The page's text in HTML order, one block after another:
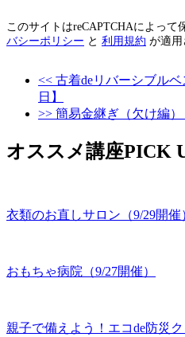
このサイトはreCAPTCHAによって
バシーポリシー と 利用規約 が適用
<< 古着deリバーシブルベ
日】
>> 簡易金継ぎ（欠け編）
オススメ講座PICK
衣類のお直しサロン（9/29開催
おもちゃ病院（9/27開催）
親子で備えよう！エコde防